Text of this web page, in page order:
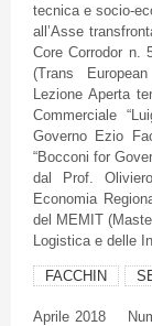
tecnica e socio-
all’Asse
Core Corrodor n.
(Trans
Lezione Aperta
Commerciale
Governo Ezio
“Bocconi for
dal Prof.
Economia
del MEMIT
Logistica e delle
FACCHIN
Aprile 2018